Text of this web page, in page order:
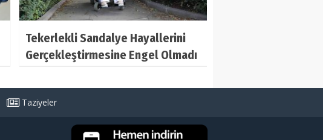
Tekerlekli Sandalye Hayallerini
Gerçekleştirmesine Engel Olmadı
Taziyeler